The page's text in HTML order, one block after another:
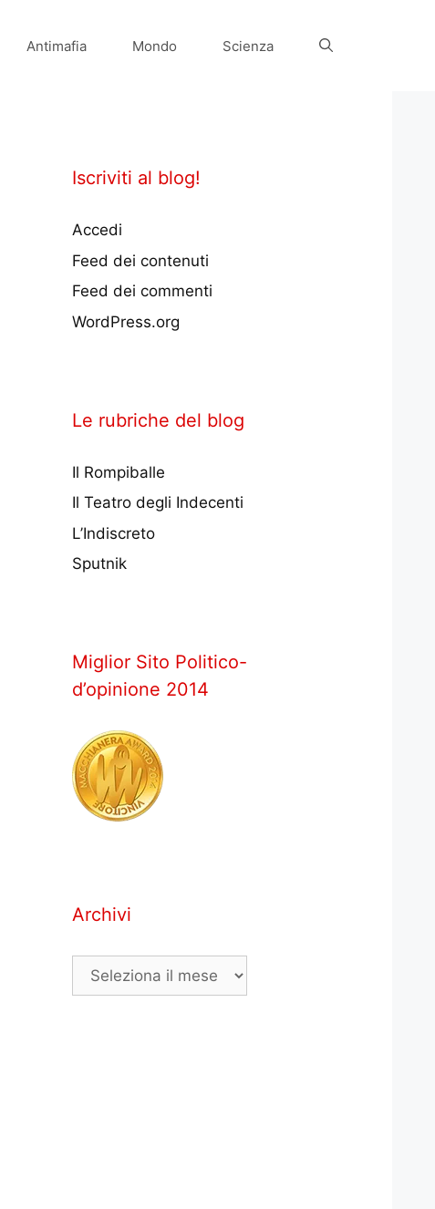
Antimafia Mondo Scienza
Iscriviti al blog!
Accedi
Feed dei contenuti
Feed dei commenti
WordPress.org
Le rubriche del blog
Il Rompiballe
Il Teatro degli Indecenti
L’Indiscreto
Sputnik
Miglior Sito Politico-
d’opinione 2014
Archivi
Archivi